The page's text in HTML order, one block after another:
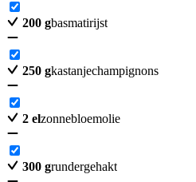
200 gbasmatirijst
250 gkastanjechampignons
2 elzonnebloemolie
300 grundergehakt